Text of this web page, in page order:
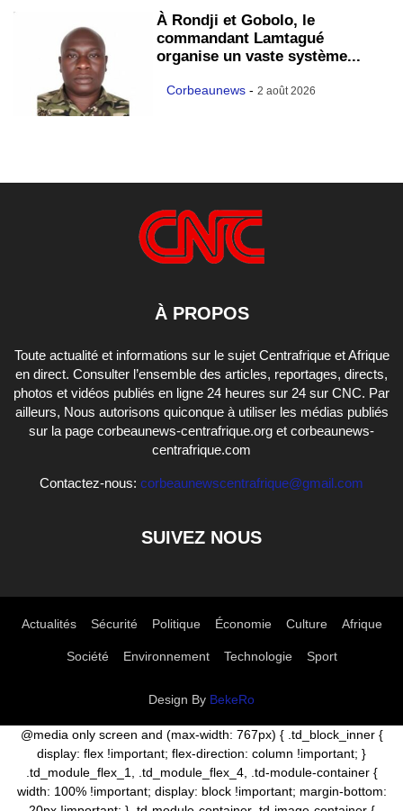
À Rondji et Gobolo, le
commandant Lamtagué
organise un vaste système...
Corbeaunews - 2 août 2026
À PROPOS
Toute actualité et informations sur le sujet Centrafrique et Afrique
en direct. Consulter l’ensemble des articles, reportages, directs,
photos et vidéos publiés en ligne 24 heures sur 24 sur CNC. Par
ailleurs, Nous autorisons quiconque à utiliser les médias publiés
sur la page corbeaunews-centrafrique.org et corbeaunews-
centrafrique.com
Contactez-nous: corbeaunewscentrafrique@gmail.com
SUIVEZ NOUS
Actualités Sécurité Politique Économie Culture Afrique
Société Environnement Technologie Sport
Design By BekeRo
@media only screen and (max-width: 767px) { .td_block_inner {
display: flex !important; flex-direction: column !important; }
.td_module_flex_1, .td_module_flex_4, .td-module-container {
width: 100% !important; display: block !important; margin-bottom: